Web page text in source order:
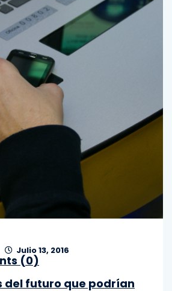
Julio 13, 2016
(0)
del futuro que podrían